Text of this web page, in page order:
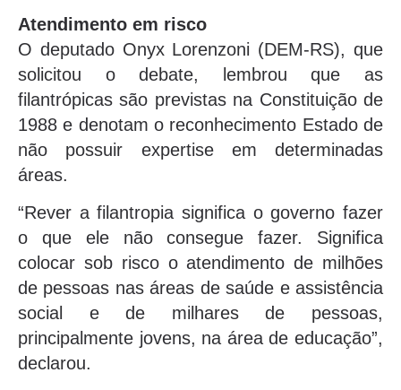
Atendimento em risco
O deputado Onyx Lorenzoni (DEM-RS), que
solicitou o debate, lembrou que as
filantrópicas são previstas na Constituição de
1988 e denotam o reconhecimento Estado de
não possuir expertise em determinadas
áreas.
“Rever a filantropia significa o governo fazer
o que ele não consegue fazer. Significa
colocar sob risco o atendimento de milhões
de pessoas nas áreas de saúde e assistência
social e de milhares de pessoas,
principalmente jovens, na área de educação”,
declarou.